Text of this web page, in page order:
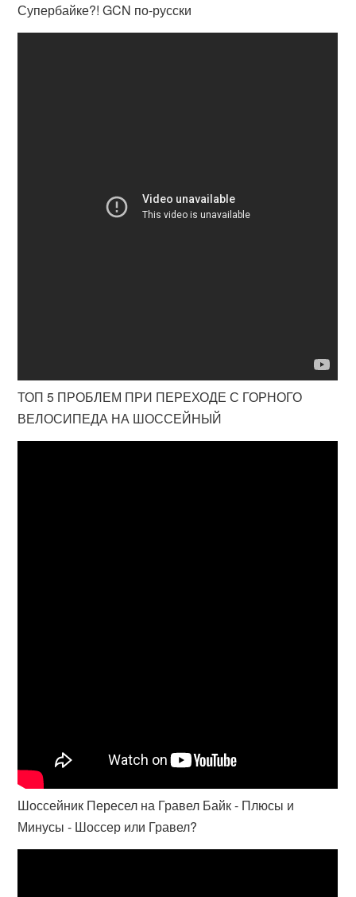
Супербайке?! GCN по-русски
ТОП 5 ПРОБЛЕМ ПРИ ПЕРЕХОДЕ С ГОРНОГО
ВЕЛОСИПЕДА НА ШОССЕЙНЫЙ
Шоссейник Пересел на Гравел Байк - Плюсы и
Минусы - Шоссер или Гравел?